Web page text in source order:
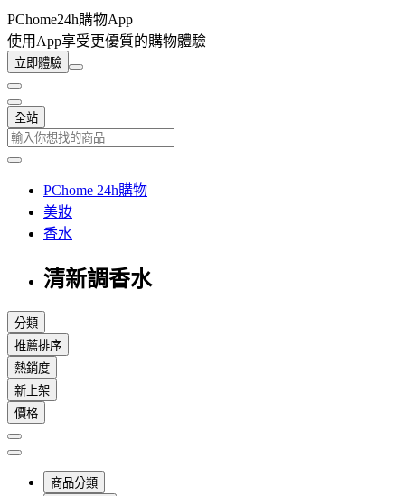
PChome24h購物App
使用App享受更優質的購物體驗
立即體驗
全站
PChome 24h購物
美妝
香水
清新調香水
分類
推薦排序
熱銷度
新上架
價格
商品分類